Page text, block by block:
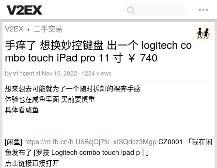
V2EX › 二手交易
手痒了 想换妙控键盘 出一个 logitech co
mbo touch iPad pro 11 寸 ￥ 740
Byv1ncentat Nov 19, 2022 · 1224 views
想来想去可能就为了一个随时拆卸的裸奔手感
体验也在咸鱼里面 买前要慎重
具体看咸鱼
[闲鱼] https://m.tb.cn/h.U6BcjQj?tk=xISQdcz3Mgp CZ0001 「我在闲
鱼发布了 [罗技 Logitech combo touch ipad p ] 」
点击链接直接打开